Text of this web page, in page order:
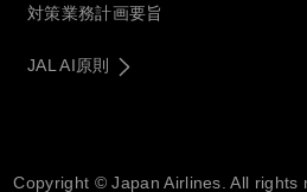
対策業務計画要旨
JAL AI原則
Copyright © Japan Airlines. All rights